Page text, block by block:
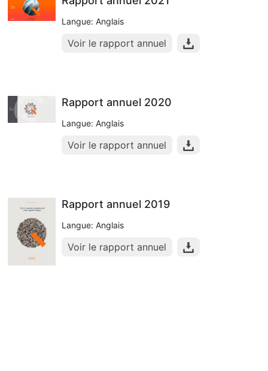
Langue: Anglais
Voir le rapport annuel
Rapport annuel 2020
Langue: Anglais
Voir le rapport annuel
Rapport annuel 2019
Langue: Anglais
Voir le rapport annuel